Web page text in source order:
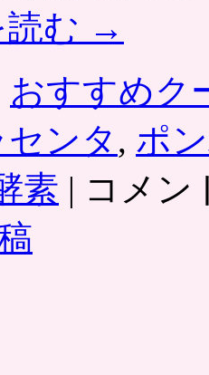
む →
おすすめク
ンタ , ポ
素 | コメン